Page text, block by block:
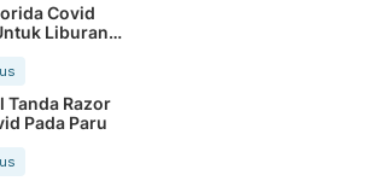
Covid
Liburan
Tanda Razor
Pada Paru